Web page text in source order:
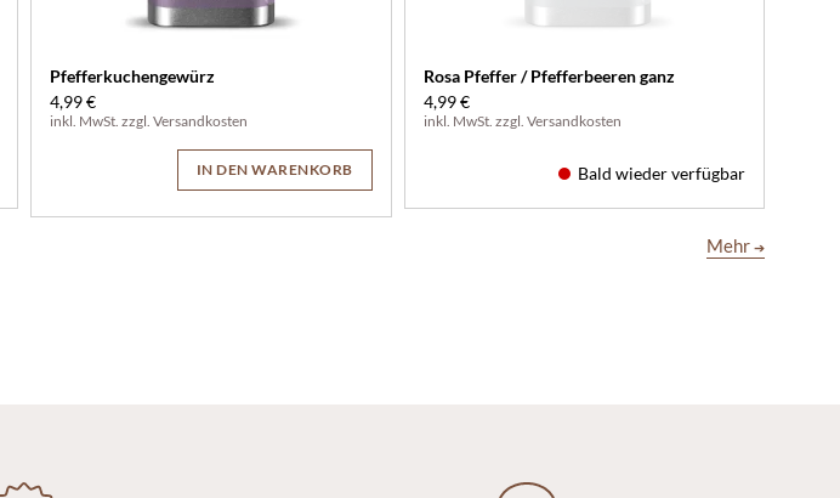
Pfefferkuchengewürz
4,99 €
inkl. MwSt. zzgl. Versandkosten
IN DEN WARENKORB
Rosa Pfeffer / Pfefferbeeren ganz
4,99 €
inkl. MwSt. zzgl. Versandkosten
Bald wieder verfügbar
Mehr ➔